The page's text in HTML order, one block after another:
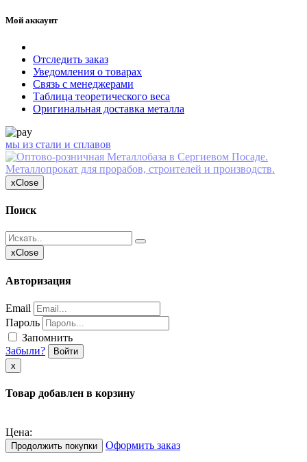
Мой аккаунт
Отследить заказ
Уведомления о товарах
Связь с менеджерами
Таблица теоретического веса
Оригинальная доставка металла
мы из стали и сплавов
xClose
Поиск
xClose
Авторизация
Email
Пароль
Запомнить
Забыли?
Войти
х
Товар добавлен в корзину
Цена:
Продолжить покупки Оформить заказ